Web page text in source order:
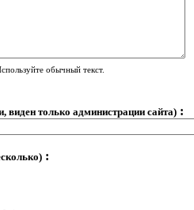
обычный текст.
виден только администрации сайта) :
: